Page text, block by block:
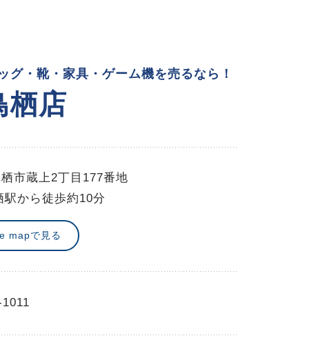
グ・靴・家具・ゲーム機を売るなら！
栖店
市蔵上2丁目177番地
駅から徒歩約10分
mapで見る